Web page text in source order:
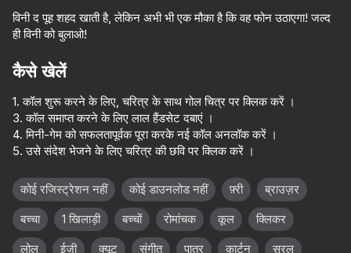
प्ले
Check Huggy Wuggy phone!
63
Capybara Evolution: Clicker
53
Call Dandy world now!
50
विनी द पूह शहद खाती है, लेकिन अभी भी एक मौका है कि वह फोन उठाएगा! जल्द
ही विनी को बुलाओ!
कैसे खेलें
1. कॉल शुरू करने के लिए, चरित्र के साथ गोल चित्र पर क्लिक करें ।
3. कॉल समाप्त करने के लिए लाल हैंडसेट दबाएं ।
4. मिनी-गेम को सफलतापूर्वक पूरा करके नई कॉल अनलॉक करें ।
5. उसे संदेश भेजने के लिए चरित्र की छवि पर क्लिक करें ।
कोई रजिस्ट्रेशन नहीं कोई डाउनलोड नहीं फ़्री
ब्राउज़र
बच्चा
1 खिलाड़ी बच्चों रोमांचक कूल
क्लिकर
लोल
ईज़ी क्यूट संगीत पात्र कार्टून सरल